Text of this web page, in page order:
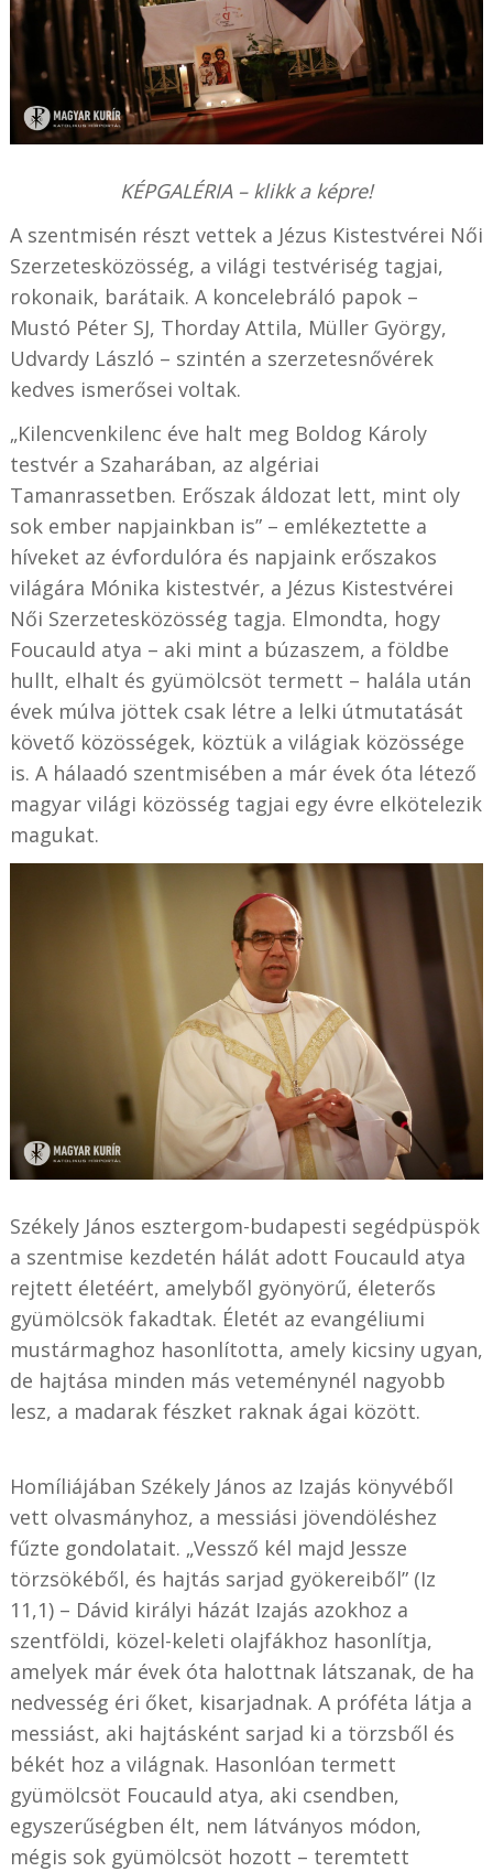
KÉPGALÉRIA – klikk a képre!
A szentmisén részt vettek a Jézus Kistestvérei Női
Szerzetesközösség, a világi testvériség tagjai,
rokonaik, barátaik. A koncelebráló papok –
Mustó Péter SJ, Thorday Attila, Müller György,
Udvardy László – szintén a szerzetesnővérek
kedves ismerősei voltak.
„Kilencvenkilenc éve halt meg Boldog Károly
testvér a Szaharában, az algériai
Tamanrassetben. Erőszak áldozat lett, mint oly
sok ember napjainkban is” – emlékeztette a
híveket az évfordulóra és napjaink erőszakos
világára Mónika kistestvér, a Jézus Kistestvérei
Női Szerzetesközösség tagja. Elmondta, hogy
Foucauld atya – aki mint a búzaszem, a földbe
hullt, elhalt és gyümölcsöt termett – halála után
évek múlva jöttek csak létre a lelki útmutatását
követő közösségek, köztük a világiak közössége
is. A hálaadó szentmisében a már évek óta létező
magyar világi közösség tagjai egy évre elkötelezik
magukat.
Székely János esztergom-budapesti segédpüspök
a szentmise kezdetén hálát adott Foucauld atya
rejtett életéért, amelyből gyönyörű, életerős
gyümölcsök fakadtak. Életét az evangéliumi
mustármaghoz hasonlította, amely kicsiny ugyan,
de hajtása minden más veteménynél nagyobb
lesz, a madarak fészket raknak ágai között.
Homíliájában Székely János az Izajás könyvéből
vett olvasmányhoz, a messiási jövendöléshez
fűzte gondolatait. „Vessző kél majd Jessze
törzsökéből, és hajtás sarjad gyökereiből” (Iz
11,1) – Dávid királyi házát Izajás azokhoz a
szentföldi, közel-keleti olajfákhoz hasonlítja,
amelyek már évek óta halottnak látszanak, de ha
nedvesség éri őket, kisarjadnak. A próféta látja a
messiást, aki hajtásként sarjad ki a törzsből és
békét hoz a világnak. Hasonlóan termett
gyümölcsöt Foucauld atya, aki csendben,
egyszerűségben élt, nem látványos módon,
mégis sok gyümölcsöt hozott – teremtett